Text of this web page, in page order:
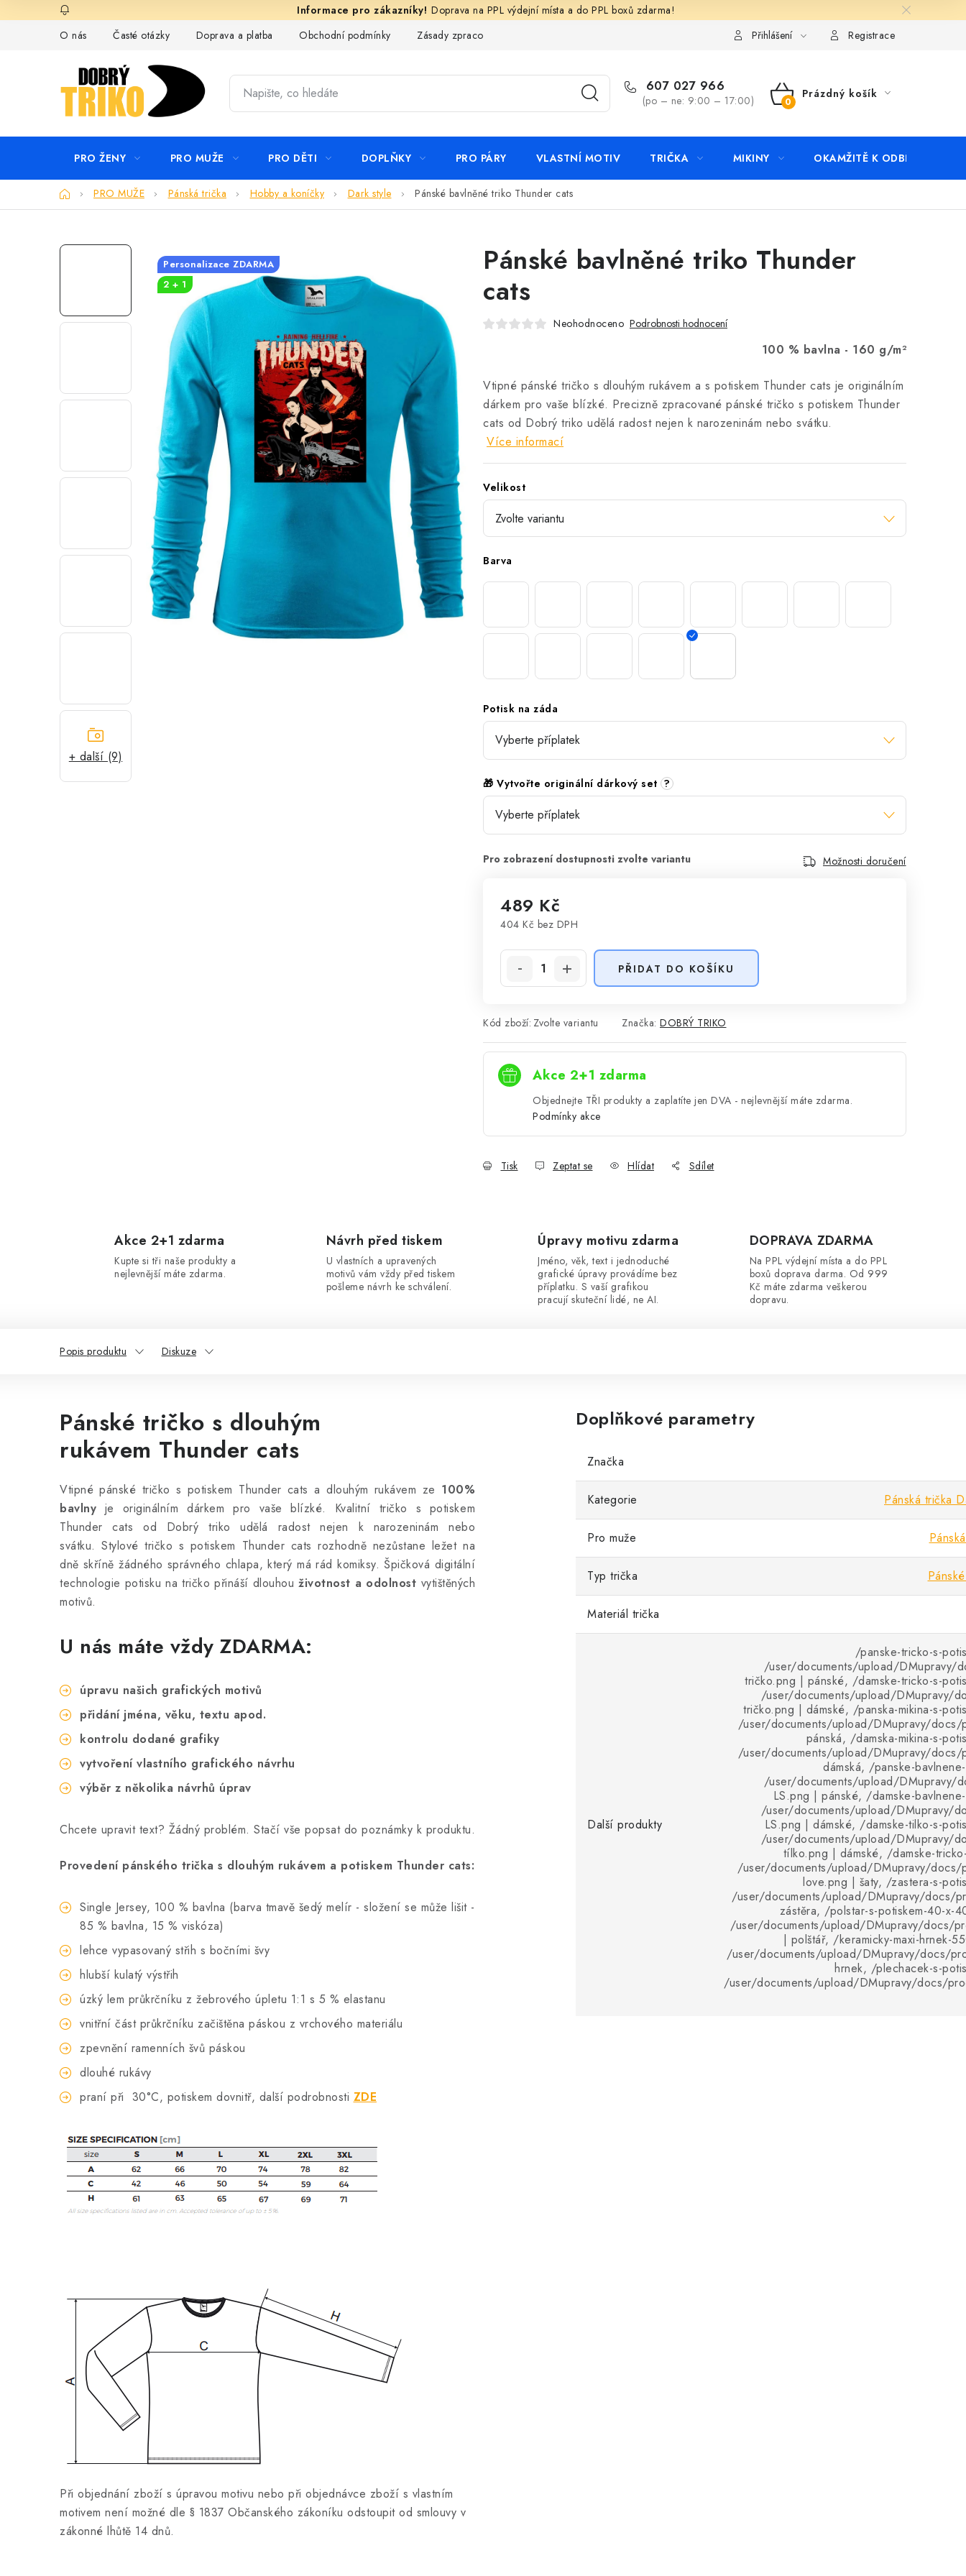
na
Doprava na PPL výdejní místa a do PPL boxů zdarma!
O nás
Časté otázky Doprava a platba Obchodní podmínky Zásady zpracování ochrany osobních údajů KontaktyPřihlášení Registrace
607 027 966
(po – ne: 9:00 – 17:00)
NÁKUPNÍ
Prázdný košík
PRO ŽENY PRO MUŽE PRO DĚTI DOPLŇKY PRO PÁRY VLASTNÍ MOTIV TRIČKA MIKINY OKAMŽITĚ K ODBĚRU
DomůPRO MUŽE Pánská trička Hobby a koníčky Dark style Pánské bavlněné triko Thunder cats
+ další (9)
Pánské bavlněné triko Thunder
cats
Neohodnoceno Podrobnosti hodnocení
100 % bavlna - 160 g/m²
Vtipné pánské tričko s dlouhým rukávem a s potiskem Thunder cats je originálním
dárkem pro vaše blízké. Precizně zpracované pánské tričko s potiskem Thunder
cats od Dobrý triko udělá radost nejen k narozeninám nebo svátku.
Více informací
Velikost
Barva
Potisk na záda
🎁 Vytvořte originální dárkový set ?
Možnosti doručení
489 Kč
404 Kč bez DPH
PŘIDAT DO KOŠÍKU
Kód zboží: Zvolte variantu Značka: DOBRÝ TRIKO
Akce 2+1 zdarma
Objednejte TŘI produkty a zaplatíte jen DVA - nejlevnější máte zdarma.
Podmínky akce
Tisk Zeptat se Hlídat Sdílet
Personalizace ZDARMA
2 + 1
Akce 2+1 zdarma
Kupte si tři naše produkty a
nejlevnější máte zdarma.
Návrh před tiskem
U vlastních a upravených
motivů vám vždy před tiskem
pošleme návrh ke schválení.
Úpravy motivu zdarma
Jméno, věk, text i jednoduché
grafické úpravy provádíme bez
příplatku. S vaší grafikou
pracují skuteční lidé, ne AI.
DOPRAVA ZDARMA
Na PPL výdejní místa a do PPL
boxů doprava darma. Od 999
Kč máte zdarma veškerou
dopravu.
Popis produktu Diskuze
Pánské tričko s dlouhým
rukávem Thunder cats
Vtipné pánské tričko s potiskem Thunder cats a dlouhým rukávem ze 100%
bavlny je originálním dárkem pro vaše blízké. Kvalitní tričko s potiskem
Thunder cats od Dobrý triko udělá radost nejen k narozeninám nebo
svátku. Stylové tričko s potiskem Thunder cats rozhodně nezůstane ležet na
dně skříně žádného správného chlapa, který má rád komiksy. Špičková digitální
technologie potisku na tričko přináší dlouhouživotnost a odolnost vytištěných
motivů.
U nás máte vždy ZDARMA:
úpravu našich grafických motivů
přidání jména, věku, textu apod.
kontrolu dodané grafiky
vytvoření vlastního grafického návrhu
výběr z několika návrhů úprav
Chcete upravit text? Žádný problém. Stačí vše popsat do poznámky k produktu.
Provedení pánského trička s dlouhým rukávem a potiskem Thunder cats:
Single Jersey, 100 % bavlna (barva tmavě šedý melír - složení se může lišit -
85 % bavlna, 15 % viskóza)
lehce vypasovaný střih s bočními švy
hlubší kulatý výstřih
úzký lem průkrčníku z žebrového úpletu 1:1 s 5 % elastanu
vnitřní část průkrčníku začištěna páskou z vrchového materiálu
zpevnění ramenních švů páskou
dlouhé rukávy
praní při 30°C, potiskem dovnitř, další podrobnosti ZDE
Při objednání zboží s úpravou motivu nebo při objednávce zboží s vlastním
motivem není možné dle § 1837 Občanského zákoníku odstoupit od smlouvy v
zákonné lhůtě 14 dnů.
Doplňkové parametry
Značka
Kategorie Pánská trička
Pro muže
Typ trička
Materiál trička
Další produkty
/panske-tricko-s-
/user/documents/upload/DMupravy/
tričko.png | pánské, /damske-tricko-s-
/user/documents/upload/DMupravy/
tričko.png | dámské, /panska-mikina-s-
/user/documents/upload/DMupravy/docs/
pánská, /damska-mikina-s-
/user/documents/upload/DMupravy/docs/
dámská, /panske-
/user/documents/upload/DMupravy/
LS.png | pánské, /damske-
/user/documents/upload/DMupravy/
LS.png | dámské, /damske-tilko-s-
/user/documents/upload/DMupravy/
tílko.png | dámské, /damske-
/user/documents/upload/DMupravy/docs/
love.png | šaty, /zastera-s-
/user/documents/upload/DMupravy/docs/
zástěra, /polstar-s-potiskem-40-x-
/user/documents/upload/DMupravy/docs/
| polštář, /keramicky-maxi-hrnek-
/user/documents/upload/DMupravy/docs/
hrnek, /plechacek-s-
/user/documents/upload/DMupravy/docs/